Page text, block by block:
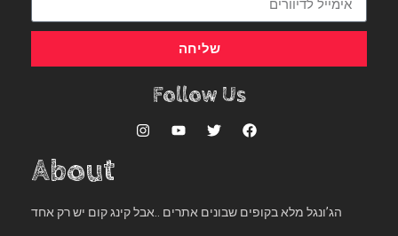
שליחה
Follow Us
About
הג’ונגל מלא בקופים שבונים אתרים ..אבל קינג קום יש רק אחד